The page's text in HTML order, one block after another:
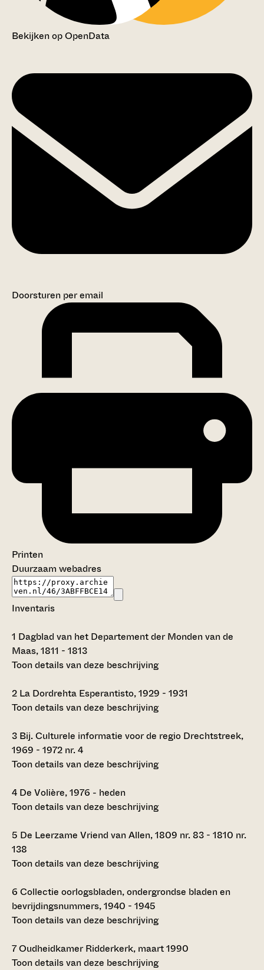
Bekijken op OpenData
Doorsturen per email
Printen
Duurzaam webadres
Inventaris
1 Dagblad van het Departement der Monden van de
Maas, 1811 - 1813
Toon details van deze beschrijving
2 La Dordrehta Esperantisto, 1929 - 1931
Toon details van deze beschrijving
3 Bij. Culturele informatie voor de regio Drechtstreek,
1969 - 1972 nr. 4
Toon details van deze beschrijving
4 De Volière, 1976 - heden
Toon details van deze beschrijving
5 De Leerzame Vriend van Allen, 1809 nr. 83 - 1810 nr.
138
Toon details van deze beschrijving
6 Collectie oorlogsbladen, ondergrondse bladen en
bevrijdingsnummers, 1940 - 1945
Toon details van deze beschrijving
7Oudheidkamer Ridderkerk, maart 1990
Toon details van deze beschrijving